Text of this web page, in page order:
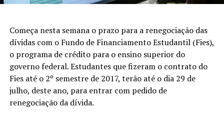
Começa nesta semana o prazo para a renegociação das
dívidas com o Fundo de Financiamento Estudantil (Fies),
o programa de crédito para o ensino superior do
governo federal. Estudantes que fizeram o contrato do
Fies até o 2º semestre de 2017, terão até o dia 29 de
julho, deste ano, para entrar com pedido de
renegociação da dívida.